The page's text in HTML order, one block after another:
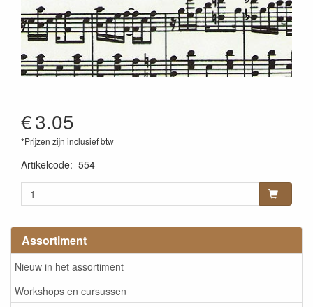
Assortiment
Nieuw in het assortiment
Workshops en cursussen
€3.05
*Prijzen zijn inclusief btw
Artikelcode: 554